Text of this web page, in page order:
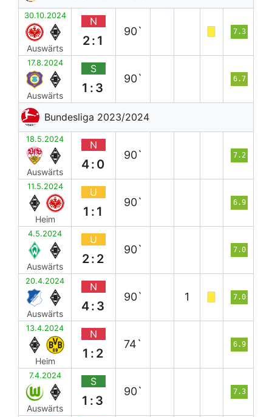
30.10.2024
Auswärts
N
2:1
90` 7.3
17.8.2024
Auswärts
S
1:3
90` 6.7
Bundesliga 2023/2024
18.5.2024
Auswärts
N
4:0
90` 7.2
11.5.2024
Heim
U
1:1
90` 6.9
4.5.2024
Auswärts
U
2:2
90` 7.0
20.4.2024
Auswärts
N
4:3
90` 1 7.0
13.4.2024
Heim
N
1:2
74` 6.9
7.4.2024
Auswärts
S
1:3
90` 7.3